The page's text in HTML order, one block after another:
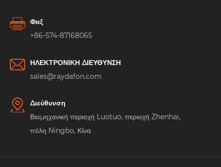
Φαξ
+86-574-87168065
ΗΛΕΚΤΡΟΝΙΚΗ ΔΙΕΥΘΥΝΣΗ
sales@raydafon.com
Διεύθυνση
Βιομηχανική περιοχή Luotuo, περιοχή Zhenhai,
πόλη Ningbo, Κίνα